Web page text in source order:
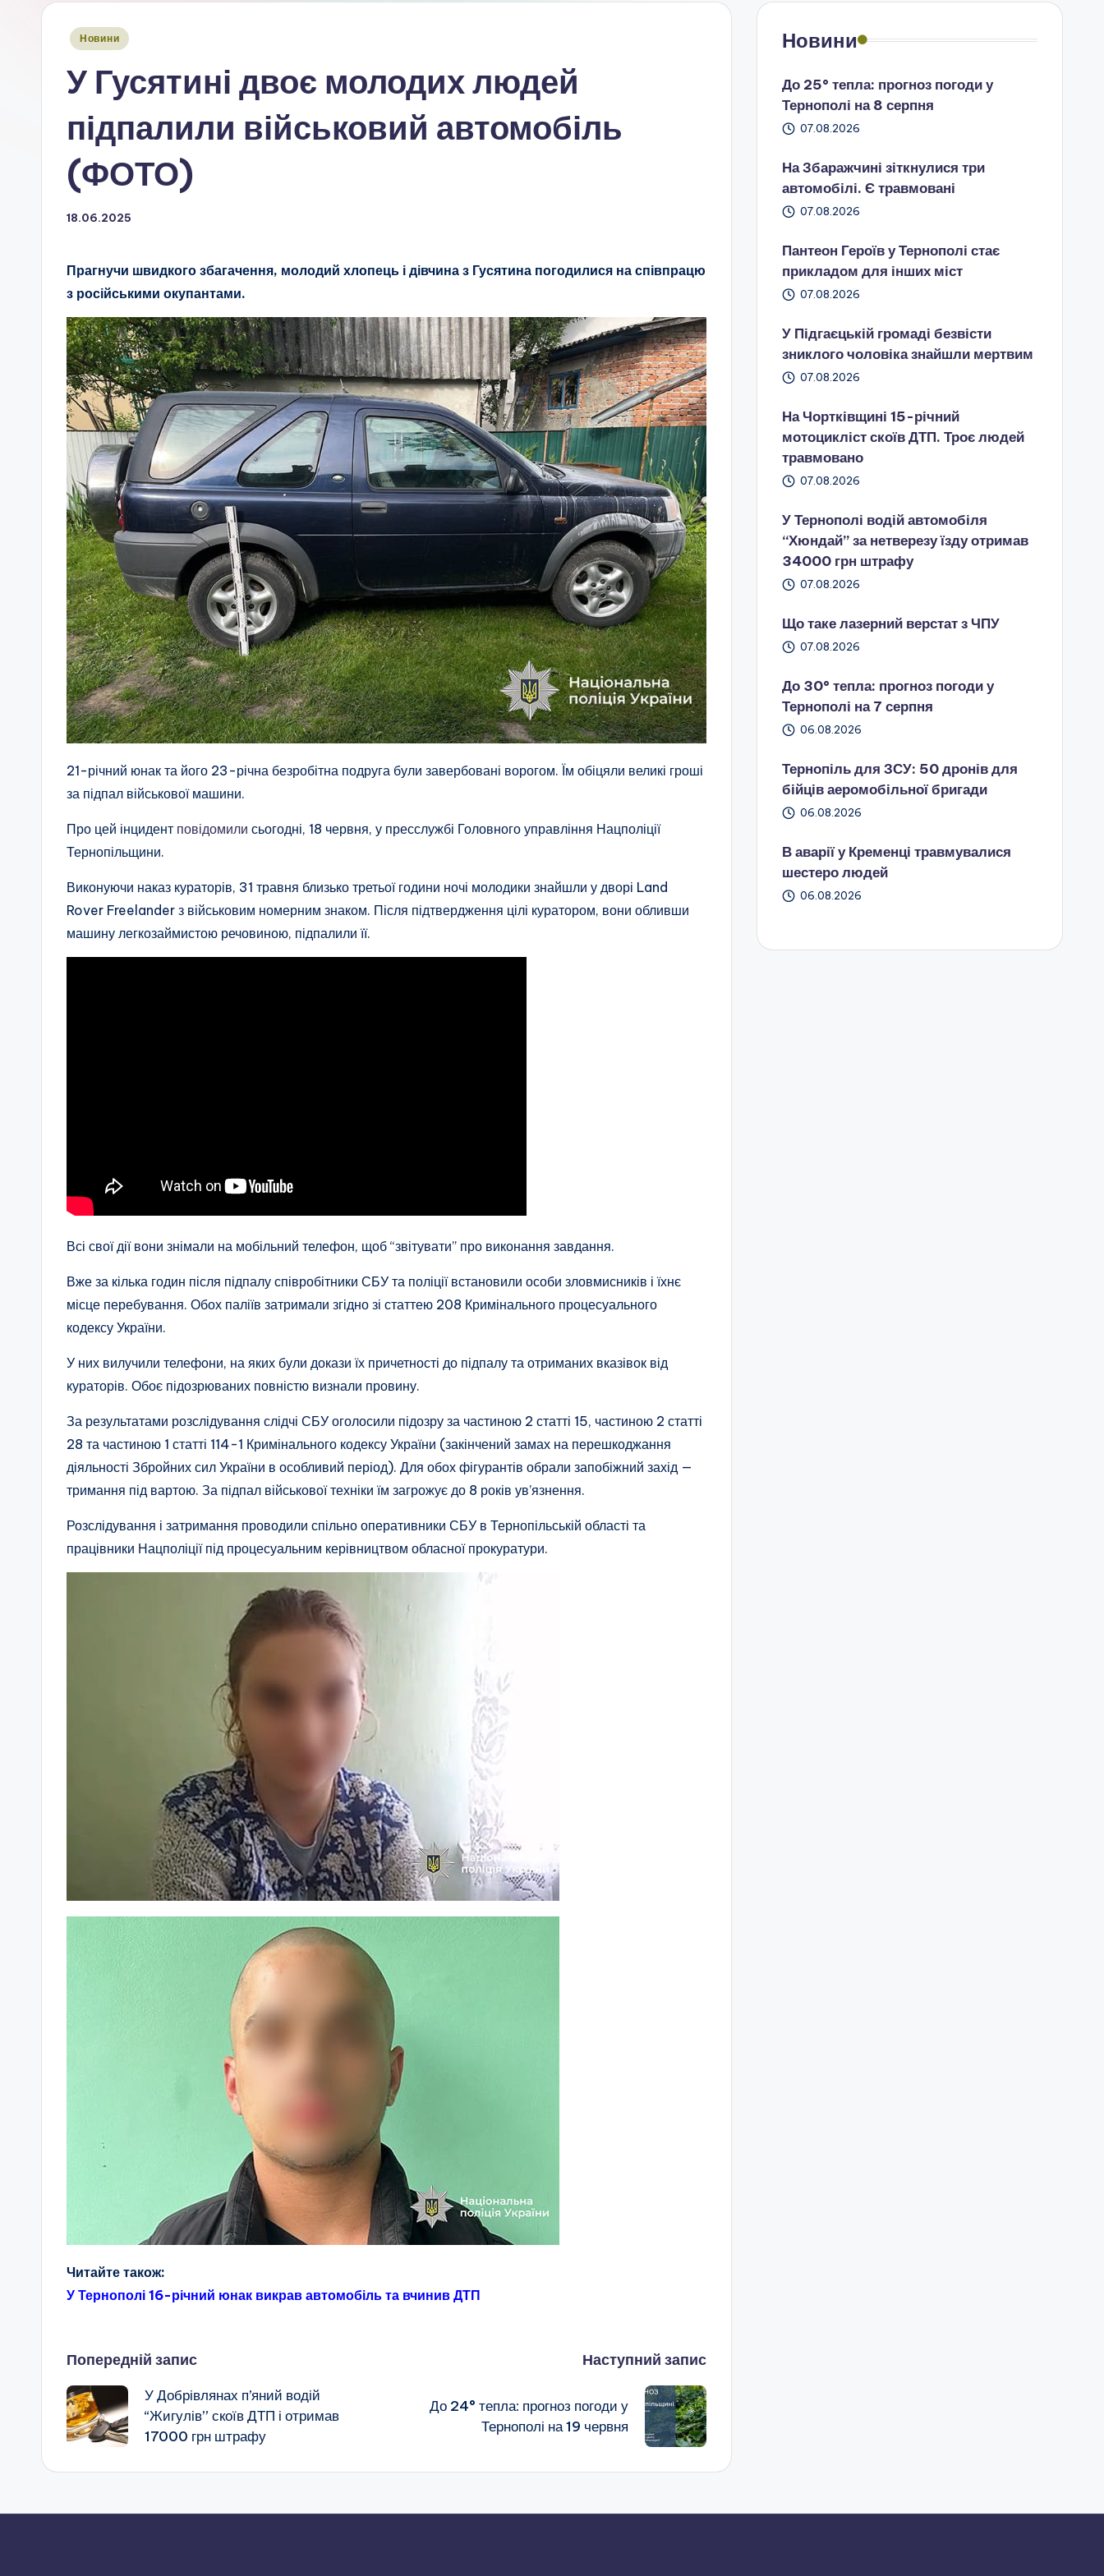
Опубліковано
Новини
У Гусятині двоє молодих людей
підпалили військовий автомобіль
(ФОТО)
18.06.2025
Прагнучи швидкого збагачення, молодий хлопець і дівчина з Гусятина погодилися на співпрацю
з російськими окупантами.
21-річний юнак та його 23-річна безробітна подруга були завербовані ворогом. Їм обіцяли великі гроші
за підпал військової машини.
Про цей інцидент повідомили сьогодні, 18 червня, у пресслужбі Головного управління Нацполіції
Тернопільщини.
Виконуючи наказ кураторів, 31 травня близько третьої години ночі молодики знайшли у дворі Land
Rover Freelander з військовим номерним знаком. Після підтвердження цілі куратором, вони обливши
машину легкозаймистою речовиною, підпалили її.
Всі свої дії вони знімали на мобільний телефон, щоб “звітувати” про виконання завдання.
Вже за кілька годин після підпалу співробітники СБУ та поліції встановили особи зловмисників і їхнє
місце перебування. Обох паліїв затримали згідно зі статтею 208 Кримінального процесуального
кодексу України.
У них вилучили телефони, на яких були докази їх причетності до підпалу та отриманих вказівок від
кураторів. Обоє підозрюваних повністю визнали провину.
За результатами розслідування слідчі СБУ оголосили підозру за частиною 2 статті 15, частиною 2 статті
28 та частиною 1 статті 114-1 Кримінального кодексу України (закінчений замах на перешкоджання
діяльності Збройних сил України в особливий період). Для обох фігурантів обрали запобіжний захід —
тримання під вартою. За підпал військової техніки їм загрожує до 8 років ув’язнення.
Розслідування і затримання проводили спільно оперативники СБУ в Тернопільській області та
працівники Нацполіції під процесуальним керівництвом обласної прокуратури.
Читайте також:
У Тернополі 16-річний юнак викрав автомобіль та вчинив ДТП
Навігація
по
запису
Попередній запис
У Добрівлянах п’яний водій
“Жигулів” скоїв ДТП і отримав
17000 грн штрафу
Наступний запис
До 24° тепла: прогноз погоди у
Тернополі на 19 червня
Новини
До 25° тепла: прогноз погоди у
Тернополі на 8 серпня
07.08.2026
На Збаражчині зіткнулися три
автомобілі. Є травмовані
07.08.2026
Пантеон Героїв у Тернополі стає
прикладом для інших міст
07.08.2026
У Підгаєцькій громаді безвісти
зниклого чоловіка знайшли мертвим
07.08.2026
На Чортківщині 15-річний
мотоцикліст скоїв ДТП. Троє людей
травмовано
07.08.2026
У Тернополі водій автомобіля
“Хюндай” за нетверезу їзду отримав
34000 грн штрафу
07.08.2026
Що таке лазерний верстат з ЧПУ
07.08.2026
До 30° тепла: прогноз погоди у
Тернополі на 7 серпня
06.08.2026
Тернопіль для ЗСУ: 50 дронів для
бійців аеромобільної бригади
06.08.2026
В аварії у Кременці травмувалися
шестеро людей
06.08.2026